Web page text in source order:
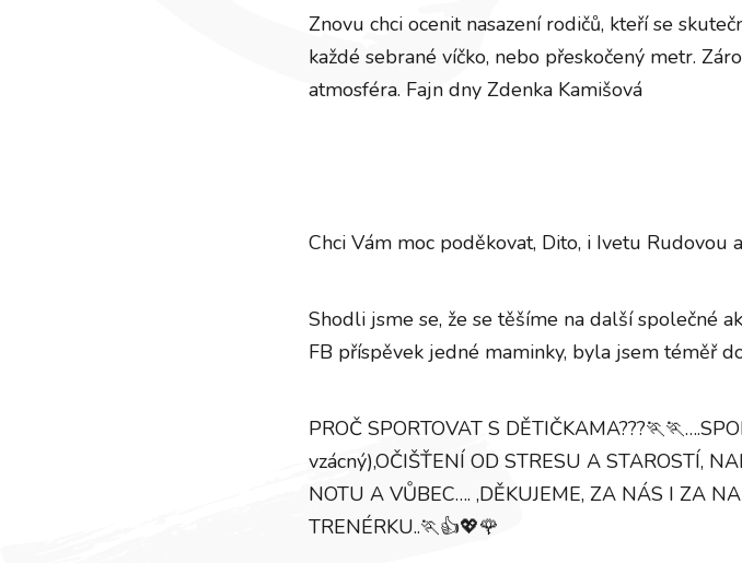
Znovu chci ocenit nasazení rodičů, kteří se
každé sebrané víčko, nebo přeskočený metr.
atmosféra. Fajn dny Zdenka Kamišová
Chci Vám moc poděkovat, Dito, i Ivetu
Shodli jsme se, že se těšíme na další společné
FB příspěvek jedné maminky, byla jsem téměř
PROČ SPORTOVAT S
vzácný),OČIŠŤENÍ OD STRESU A STAROSTÍ,
NOTU A VŮBEC…. ,DĚKUJEME, ZA NÁS I ZA
TRENÉRKU..🏃👍💖🌹